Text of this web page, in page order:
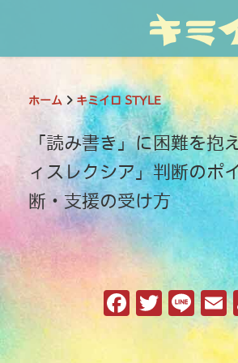
ホーム キミイロ STYLE
「読み書き」に困難を抱
ィスレクシア」判断のポ
断・支援の受け方
F
T
w
Li
n
e